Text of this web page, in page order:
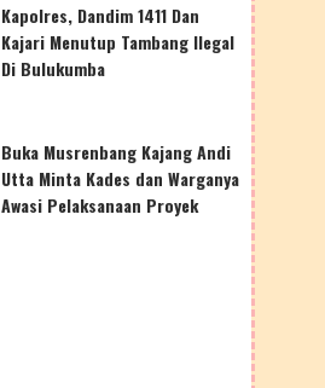
Kapolres, Dandim 1411 Dan
Kajari Menutup Tambang Ilegal
Di Bulukumba
Buka Musrenbang Kajang Andi
Utta Minta Kades dan Warganya
Awasi Pelaksanaan Proyek